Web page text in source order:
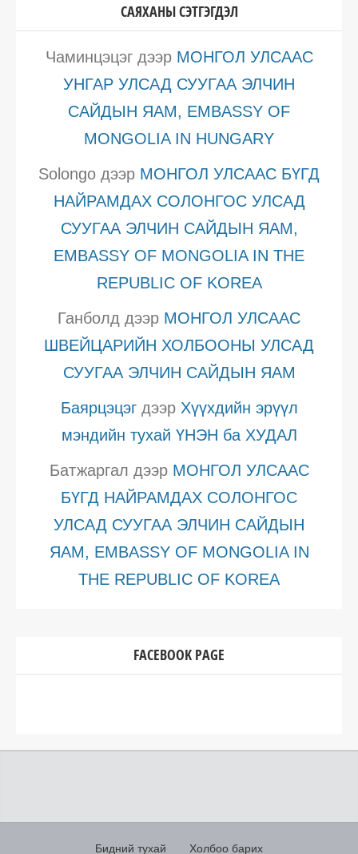
САЯХАНЫ СЭТГЭГДЭЛ
Чаминцэцэгдээр МОНГОЛ УЛСААС
УНГАР УЛСАД СУУГАА ЭЛЧИН
САЙДЫН ЯАМ, EMBASSY OF
MONGOLIA IN HUNGARY
Solongo дээр МОНГОЛ УЛСААС БҮГД
НАЙРАМДАХ СОЛОНГОС УЛСАД
СУУГАА ЭЛЧИН САЙДЫН ЯАМ,
EMBASSY OF MONGOLIA IN THE
REPUBLIC OF KOREA
Ганболд дээр МОНГОЛ УЛСААС
ШВЕЙЦАРИЙН ХОЛБООНЫ УЛСАД
СУУГАА ЭЛЧИН САЙДЫН ЯАМ
Баярцэцэгдээр Хүүхдийн эрүүл
мэндийн тухай ҮНЭН ба ХУДАЛ
Батжаргал дээр МОНГОЛ УЛСААС
БҮГД НАЙРАМДАХ СОЛОНГОС
УЛСАД СУУГАА ЭЛЧИН САЙДЫН
ЯАМ, EMBASSY OF MONGOLIA IN
THE REPUBLIC OF KOREA
FACEBOOK PAGE
Бидний тухай Холбоо барих